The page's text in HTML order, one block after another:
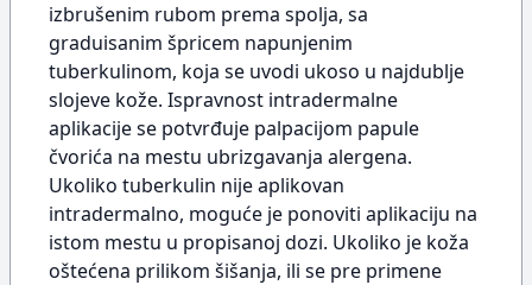
izbrušenim rubom prema spolja, sa
graduisanim špricem napunjenim
tuberkulinom, koja se uvodi ukoso u najdublje
slojeve kože. Ispravnost intradermalne
aplikacije se potvrđuje palpacijom papule
čvorića na mestu ubrizgavanja alergena.
Ukoliko tuberkulin nije aplikovan
intradermalno, moguće je ponoviti aplikaciju na
istom mestu u propisanoj dozi. Ukoliko je koža
oštećena prilikom šišanja, ili se pre primene